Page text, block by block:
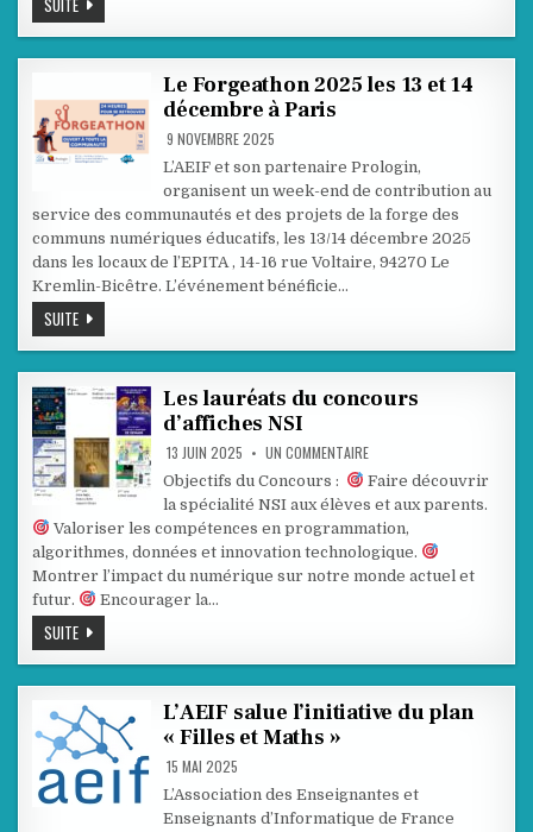
SUITE
SUR
LE
2025
Le Forgeathon 2025 les 13 et 14
décembre à Paris
9 NOVEMBRE 2025
L’AEIF et son partenaire Prologin,
organisent un week-end de contribution au
service des communautés et des projets de la forge des
communs numériques éducatifs, les 13/14 décembre 2025
dans les locaux de l’EPITA , 14-16 rue Voltaire, 94270 Le
Kremlin-Bicêtre. L’événement bénéficie…
SUITELE
FORGEATHON
2025
13
ET
DÉCEMBRE
À
PARIS
Les lauréats du concours
d’affiches NSI
13 JUIN 2025 UN COMMENTAIRESUR
LES
LAURÉATS
CONCOURS
D’AFFICHES
NSI
Objectifs du Concours :
Faire découvrir
la spécialité NSI aux élèves et aux parents.
Valoriser les compétences en programmation,
algorithmes, données et innovation technologique.
Montrer l’impact du numérique sur notre monde actuel et
futur.
Encourager la…
SUITELES
LAURÉATS
DU
D’AFFICHES
NSI
L’AEIF salue l’initiative du plan
« Filles et Maths »
15 MAI 2025
L’Association des Enseignantes et
Enseignants d’Informatique de France